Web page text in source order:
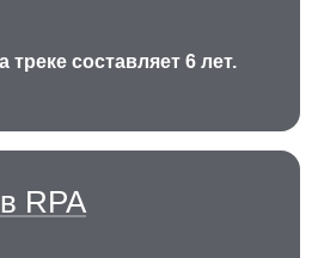
треке составляет 6 лет.
RPA